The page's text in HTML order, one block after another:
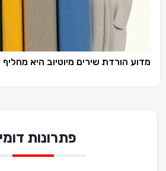
מדוע הורדת שירים מיוטיוב היא
פתרונות